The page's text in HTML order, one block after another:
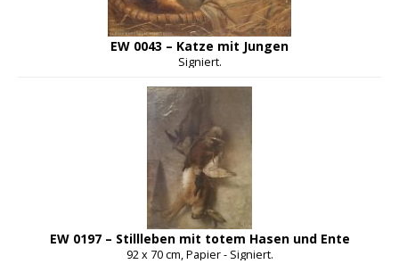
EW 0043 – Katze mit Jungen
Signiert.
EW 0197 – Stillleben mit totem Hasen und Ente
92 x 70 cm, Papier - Signiert.